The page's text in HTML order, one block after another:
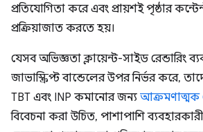
প্রতিযোগিতা করে এবং প্রায়শই পৃষ্ঠার
প্রক্রিয়াজাত করতে হয়।
যেসব অভিজ্ঞতা ক্লায়েন্ট-সাইড রেন্ডারিং
জাভাস্ক্রিপ্ট বান্ডেলের উপর নির্ভর করে,
TBT এবং INP কমানোর জন্য
বিবেচনা করা উচিত, পাশাপাশি